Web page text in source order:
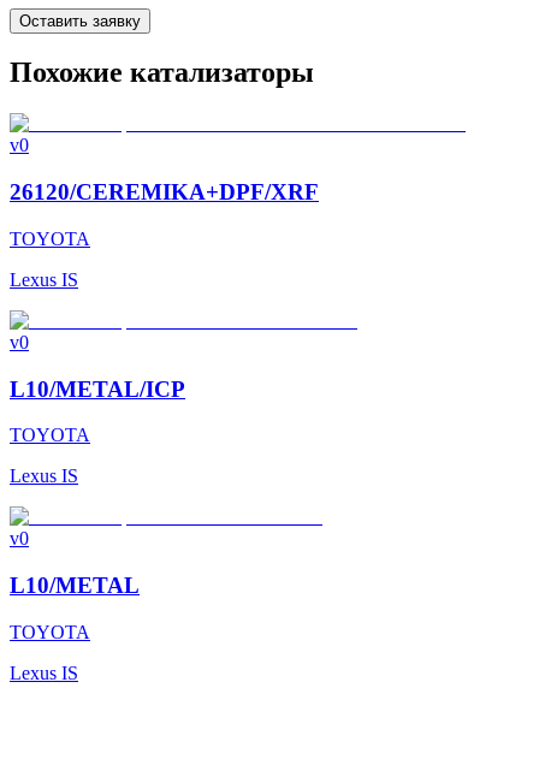
Оставить заявку
Похожие катализаторы
v0
26120/CEREMIKA+DPF/XRF
TOYOTA
Lexus IS
v0
L10/METAL/ICP
TOYOTA
Lexus IS
v0
L10/METAL
TOYOTA
Lexus IS